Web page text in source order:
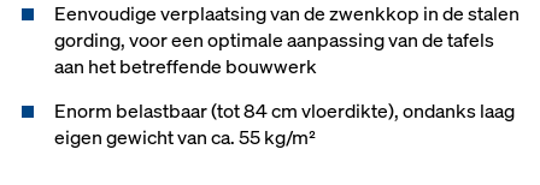
Eenvoudige verplaatsing van de zwenkkop in de stalen
gording, voor een optimale aanpassing van de tafels
aan het betreffende bouwwerk
Enorm belastbaar (tot 84 cm vloerdikte), ondanks laag
eigen gewicht van ca. 55 kg/m²